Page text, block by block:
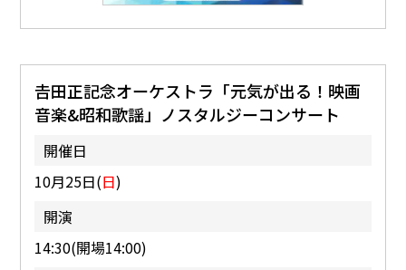
𠮷田正記念オーケストラ「元気が出る！映画
音楽&昭和歌謡」ノスタルジーコンサート
開催日
10月25日(日)
開演
14:30(開場14:00)